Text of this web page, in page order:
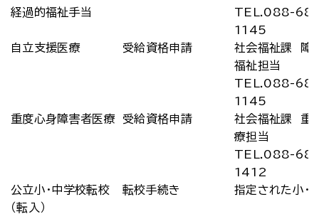
経過的福祉手当
TEL.088-
1145
自立支援医療
受給資格申請
社会福祉課 障
福祉担当
TEL.088-
1145
重度心身障害者医療
受給資格申請
社会福祉課 重
療担当
TEL.088-
1412
公立小・中学校転校
（転入）
転校手続き 指定された小・